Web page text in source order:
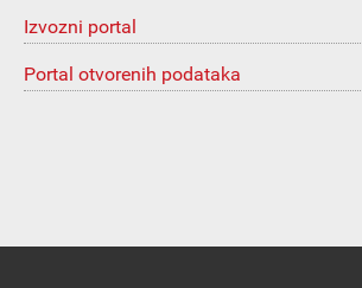
Izvozni portal
Portal otvorenih podataka